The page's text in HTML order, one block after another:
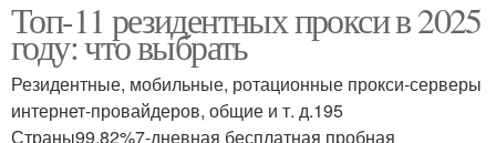
Топ-11 резидентных прокси в 2025
году: что выбрать
Резидентные, мобильные, ротационные прокси-серверы
интернет-провайдеров, общие и т. д.195
Страны99.82%7-дневная бесплатная пробная